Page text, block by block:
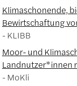
Klimaschonende,
Bewirtschaftung
KLIBB
Moor- und
Landnutzer*innen
MoKli